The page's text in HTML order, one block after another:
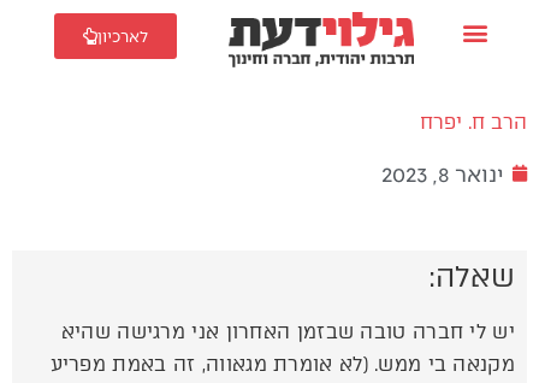
לארכיון
הרב ח. יפרח
ינואר 8, 2023
שאלה:
יש לי חברה טובה שבזמן האחרון אני מרגישה שהיא
מקנאה בי ממש. (לא אומרת מגאווה, זה באמת מפריע